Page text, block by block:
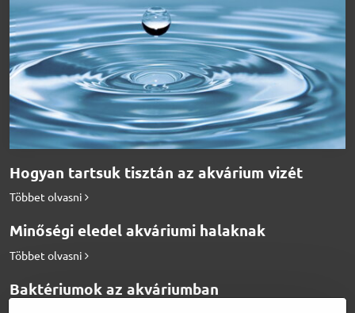
Hogyan tartsuk tisztán az akvárium vizét
Többet olvasni
Minőségi eledel akváriumi halaknak
Többet olvasni
Baktériumok az akváriumban